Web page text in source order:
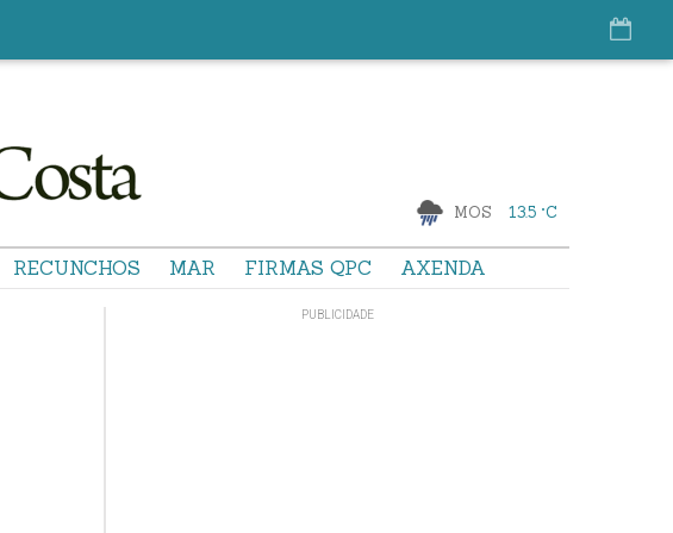
MOS 13.5 °C
RECUNCHOS MAR FIRMAS QPC AXENDA